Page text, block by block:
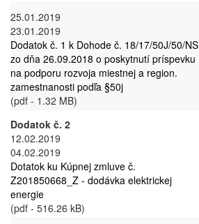
25.01.2019
23.01.2019
Dodatok č. 1 k Dohode č. 18/17/50J/50/NS
zo dňa 26.09.2018 o poskytnutí príspevku
na podporu rozvoja miestnej a region.
zamestnanosti podľa §50j
(pdf - 1.32 MB)
Dodatok č. 2
12.02.2019
04.02.2019
Dotatok ku Kúpnej zmluve č.
Z201850668_Z - dodávka elektrickej
energie
(pdf - 516.26 kB)